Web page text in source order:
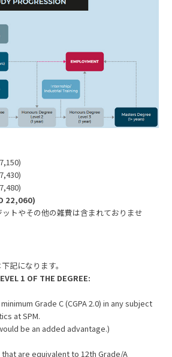
22,060)
トやその他の雑費は含まれておりませ
記になります。
1 OF THE DEGREE:
Grade C (CGPA 2.0) in any subject
at SPM.
be an added advantage.)
are equivalent to 12th Grade/A